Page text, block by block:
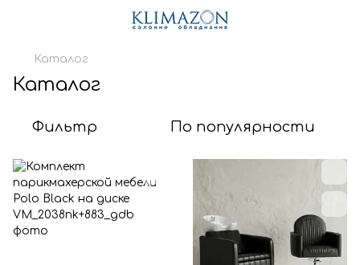
Каталог
Каталог
Фильтр По популярности